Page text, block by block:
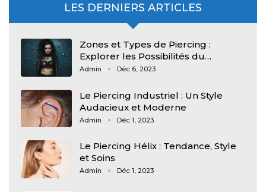
LES DERNIERS ARTICLES
Zones et Types de Piercing :
Explorer les Possibilités du…
Admin Déc 6, 2023
Le Piercing Industriel : Un Style
Audacieux et Moderne
Admin Déc 1, 2023
Le Piercing Hélix : Tendance, Style
et Soins
Admin Déc 1, 2023